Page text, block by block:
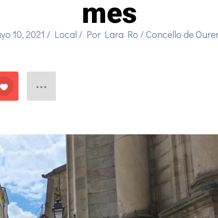
mes
10, 2021 / Local / Por Lara Ro /Concello de